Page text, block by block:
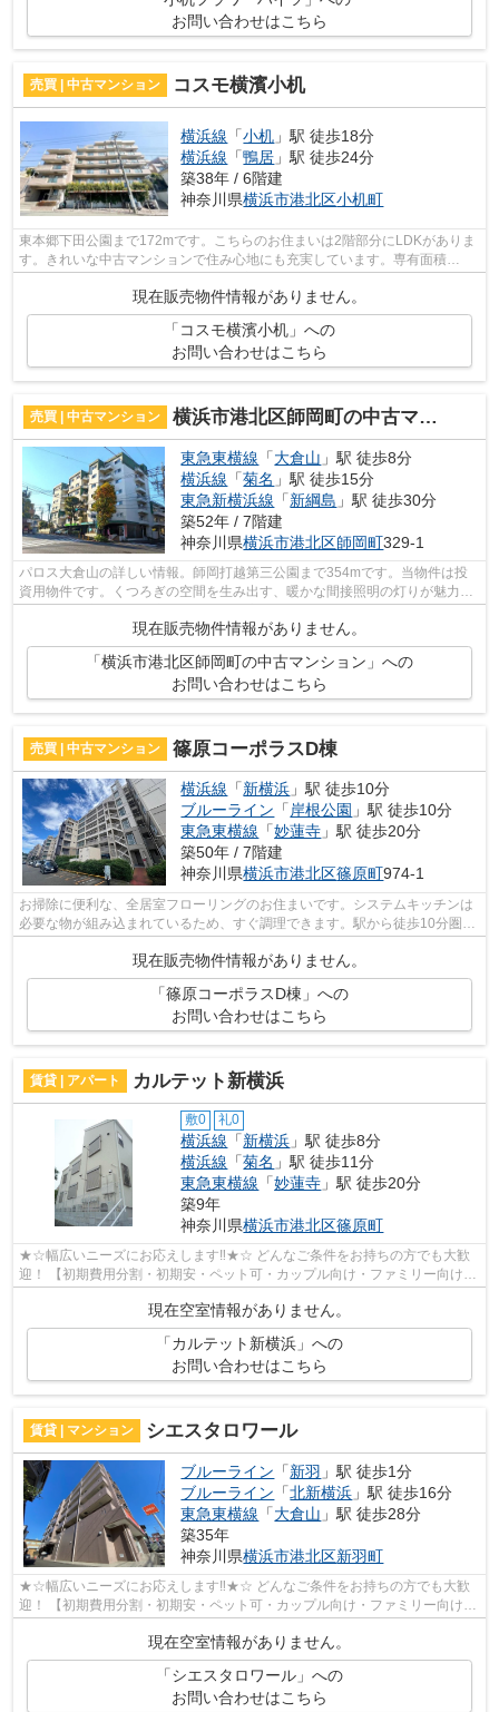
お問い合わせはこちら
売買 | 中古マンション コスモ横濱小机
横浜線 「小机 」駅 徒歩18分
横浜線 「鴨居 」駅 徒歩24分
築38年 / 6階建
神奈川県横浜市港北区小机町
東本郷下田公園まで172mです。こちらのお住まいは2階部分にLDKがありま
す。きれいな中古マンションで住み心地にも充実しています。専有面積
現在販売物件情報がありません。
「コスモ横濱小机」への
お問い合わせはこちら
売買 | 中古マンション 横浜市港北区師岡町の中古マンション
東急東横線 「大倉山 」駅 徒歩8分
横浜線 「菊名 」駅 徒歩15分
東急新横浜線 「新綱島 」駅 徒歩30分
築52年 / 7階建
神奈川県横浜市港北区師岡町329-1
パロス大倉山の詳しい情報。師岡打越第三公園まで354mです。当物件は投
資用物件です。くつろぎの空間を生み出す、暖かな間接照明の灯りが魅力的
現在販売物件情報がありません。
「横浜市港北区師岡町の中古マンション」への
お問い合わせはこちら
売買 | 中古マンション 篠原コーポラスD棟
横浜線 「新横浜 」駅 徒歩10分
ブルーライン 「岸根公園 」駅 徒歩10分
東急東横線 「妙蓮寺 」駅 徒歩20分
築50年 / 7階建
神奈川県横浜市港北区篠原町974-1
お掃除に便利な、全居室フローリングのお住まいです。システムキッチンは
必要な物が組み込まれているため、すぐ調理できます。駅から徒歩10分圏内
現在販売物件情報がありません。
「篠原コーポラスD棟」への
お問い合わせはこちら
賃貸 | アパート カルテット新横浜
敷0 礼0
横浜線 「新横浜 」駅 徒歩8分
横浜線 「菊名 」駅 徒歩11分
東急東横線 「妙蓮寺 」駅 徒歩20分
築9年
神奈川県横浜市港北区篠原町
★☆幅広いニーズにお応えします‼★☆ どんなご条件をお持ちの方でも大歓
迎！ 【初期費用分割・初期安・ペット可・カップル向け・ファミリー向け・
新築・デザイナーズなど】 ネット非公開...
現在空室情報がありません。
「カルテット新横浜」への
お問い合わせはこちら
賃貸 | マンション シエスタロワール
ブルーライン 「新羽 」駅 徒歩1分
ブルーライン 「北新横浜 」駅 徒歩16分
東急東横線 「大倉山 」駅 徒歩28分
築35年
神奈川県横浜市港北区新羽町
★☆幅広いニーズにお応えします‼★☆ どんなご条件をお持ちの方でも大歓
迎！ 【初期費用分割・初期安・ペット可・カップル向け・ファミリー向け・
現在空室情報がありません。
「シエスタロワール」への
お問い合わせはこちら